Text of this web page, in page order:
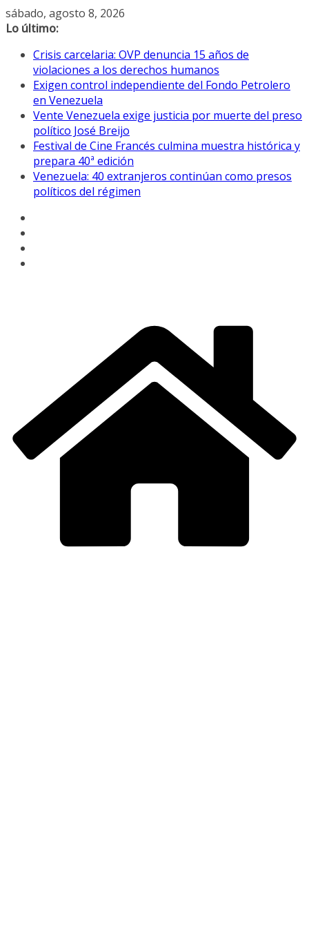
Saltar
al
sábado, agosto 8, 2026
Lo último:
Crisis carcelaria: OVP denuncia 15 años de
violaciones a los derechos humanos
Exigen control independiente del Fondo Petrolero
en Venezuela
Vente Venezuela exige justicia por muerte del preso
político José Breijo
Festival de Cine Francés culmina muestra histórica y
prepara 40ª edición
Venezuela: 40 extranjeros continúan como presos
políticos del régimen